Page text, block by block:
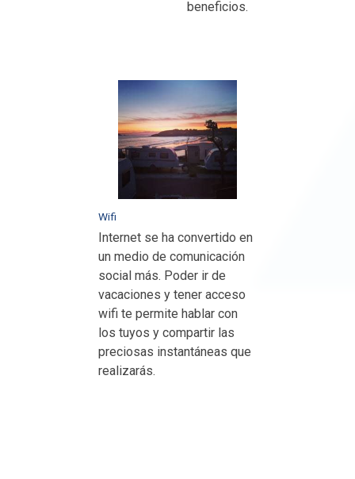
beneficios.
Wifi
Internet se ha convertido en
un medio de comunicación
social más. Poder ir de
vacaciones y tener acceso
wifi te permite hablar con
los tuyos y compartir las
preciosas instantáneas que
realizarás.